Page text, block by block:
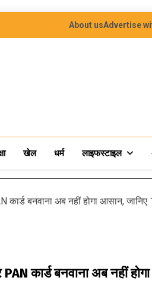
About usAdvertise
खेल धर्म लाइफस्टाइल
बनवाना अब नहीं होगा आसान,
कार्ड बनवाना अब नहीं होगा